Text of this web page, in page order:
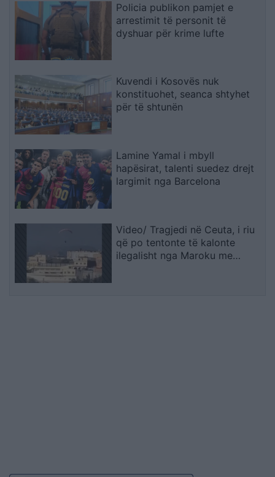
Policia publikon pamjet e
arrestimit të personit të
dyshuar për krime lufte
Kuvendi i Kosovës nuk
konstituohet, seanca shtyhet
për të shtunën
Lamine Yamal i mbyll
hapësirat, talenti suedez drejt
largimit nga Barcelona
Video/ Tragjedi në Ceuta, i riu
që po tentonte të kalonte
ilegalisht nga Maroku me